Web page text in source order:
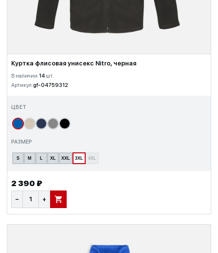
Куртка флисовая унисекс Nitro, черная
В наличии:14 шт.
Артикул:gf-04759312
ЦВЕТ
РАЗМЕР
S M XL XXL 3XL 4XL
2 390 ₽
− + В КОРЗИНУ